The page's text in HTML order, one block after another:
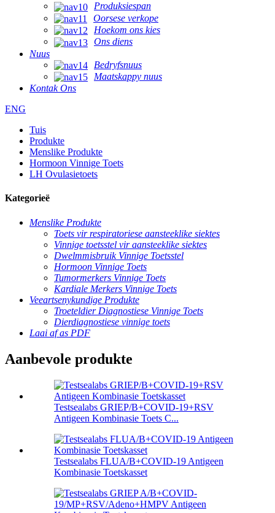
Produksiespan
Oorsese verkope
Hoekom ons kies
Ons diens
Nuus
Bedryfsnuus
Maatskappy nuus
Kontak Ons
ENG
Tuis
Produkte
Menslike Produkte
Hormoon Vinnige Toets
LH Ovulasietoets
Kategorieë
Menslike Produkte
Toets vir respiratoriese aansteeklike siektes
Vinnige toetsstel vir aansteeklike siektes
Dwelmmisbruik Vinnige Toetsstel
Hormoon Vinnige Toets
Tumormerkers Vinnige Toets
Kardiale Merkers Vinnige Toets
Veeartsenykundige Produkte
Troeteldier Diagnostiese Vinnige Toets
Dierdiagnostiese vinnige toets
Laai af as PDF
Aanbevole produkte
Testsealabs GRIEP/B+COVID-19+RSV
Antigeen Kombinasie Toets C...
Testsealabs FLUA/B+COVID-19 Antigeen
Kombinasie Toetskasset